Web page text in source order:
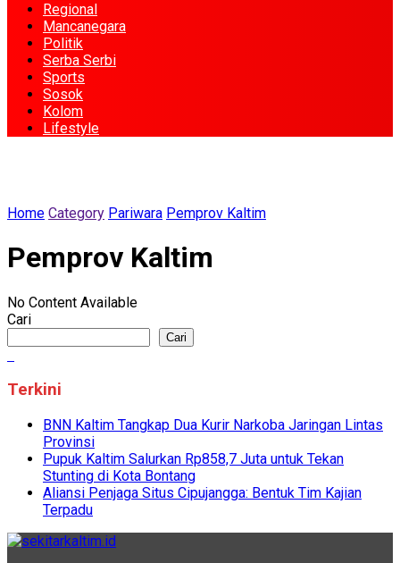
Regional
Mancanegara
Politik
Serba Serbi
Sports
Sosok
Kolom
Lifestyle
Home Category Pariwara Pemprov Kaltim
Pemprov Kaltim
No Content Available
Cari
Cari
Terkini
BNN Kaltim Tangkap Dua Kurir Narkoba Jaringan Lintas
Provinsi
Pupuk Kaltim Salurkan Rp858,7 Juta untuk Tekan
Stunting di Kota Bontang
Aliansi Penjaga Situs Cipujangga: Bentuk Tim Kajian
Terpadu